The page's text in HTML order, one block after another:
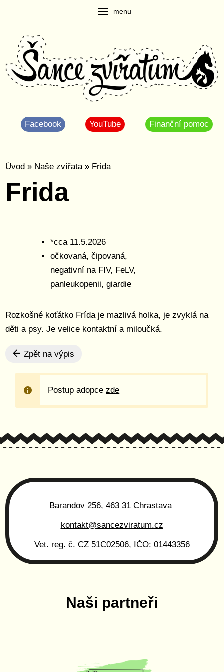
menu
Facebook YouTube Finanční pomoc
Úvod » Naše zvířata» Frida
Frida
Rozkošné koťátko Frída je mazlivá holka, je zvyklá na
děti a psy. Je velice kontaktní a miloučká.
Zpět na výpis
*cca 11.5.2026
očkovaná, čipovaná,
negativní na FIV, FeLV,
panleukopenii, giardie
Postup adopcezde
Barandov 256, 463 31 Chrastava
kontakt@sancezviratum.cz
Vet. reg. č. CZ 51C02506, IČO: 01443356
Naši partneři